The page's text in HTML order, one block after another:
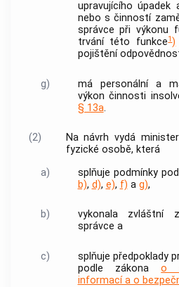
upravujícího
nebo s činností
správce při výkonu
trvání této funkce1)
pojištění
g)
má personální a
výkon činnosti
§ 13a.
(2)
Na návrh vydá
fyzické osobě, která
a)
splňuje podmínky
b), d), e), f) a g),
b) vykonala zvláštní
správce a
c)
splňuje předpoklady
podle zákonao
informací a o